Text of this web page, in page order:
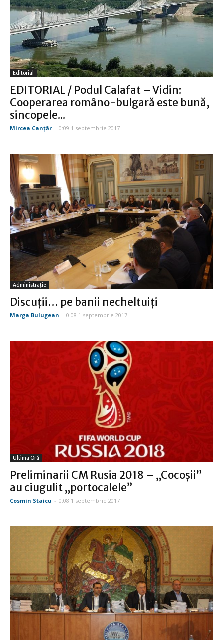
Editorial
EDITORIAL / Podul Calafat – Vidin:
Cooperarea româno-bulgară este bună,
sincopele...
Mircea Canţăr - 0:09 1 septembrie 2017
Administraţie
Discuţii… pe banii necheltuiţi
Marga Bulugean - 0:08 1 septembrie 2017
Ultima Oră
Preliminarii CM Rusia 2018 – „Cocoşii”
au ciugulit „portocalele”
Cosmin Staicu - 0:08 1 septembrie 2017